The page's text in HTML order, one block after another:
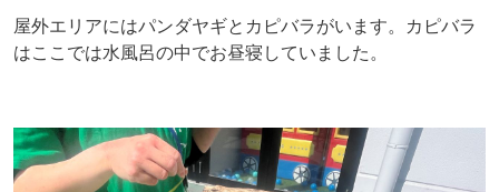
屋外エリアにはパンダヤギとカピバラがいます。カピバラ
はここでは水風呂の中でお昼寝していました。